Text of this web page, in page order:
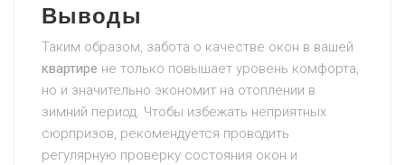
Выводы
Таким образом, забота о качестве окон в вашей
квартире не только повышает уровень комфорта,
но и значительно экономит на отоплении в
зимний период. Чтобы избежать неприятных
сюрпризов, рекомендуется проводить
регулярную проверку состояния окон и